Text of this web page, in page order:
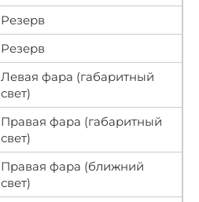
Резерв
Резерв
Левая фара (габаритный
свет)
Правая фара (габаритный
свет)
Правая фара (ближний
свет)